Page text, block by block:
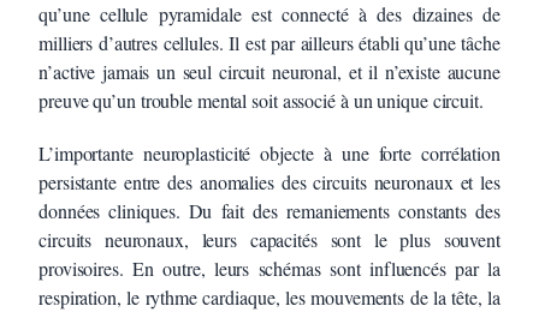
qu’une cellule pyramidale est connecté à des dizaines de
milliers d’autres cellules. Il est par ailleurs établi qu’une tâche
n’active jamais un seul circuit neuronal, et il n’existe aucune
preuve qu’un trouble mental soit associé à un unique circuit.
L’importante neuroplasticité objecte à une forte corrélation
persistante entre des anomalies des circuits neuronaux et les
données cliniques. Du fait des remaniements constants des
circuits neuronaux, leurs capacités sont le plus souvent
provisoires. En outre, leurs schémas sont influencés par la
respiration, le rythme cardiaque, les mouvements de la tête, la